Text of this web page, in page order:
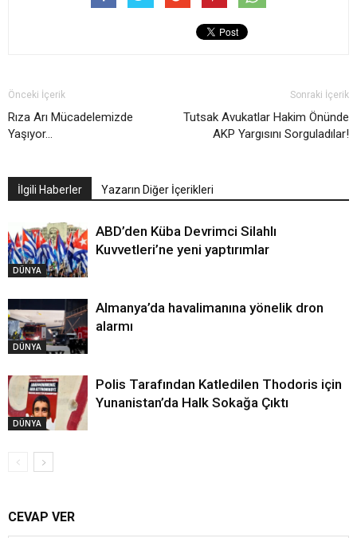
Önceki İçerik
Rıza Arı Mücadelemizde
Yaşıyor…
Sonraki İçerik
Tutsak Avukatlar Hakim Önünde
AKP Yargısını Sorguladılar!
İlgili Haberler Yazarın Diğer İçerikleri
DÜNYA
ABD’den Küba Devrimci Silahlı
Kuvvetleri’ne yeni yaptırımlar
DÜNYA
Almanya’da havalimanına yönelik dron
alarmı
DÜNYA
Polis Tarafından Katledilen Thodoris için
Yunanistan’da Halk Sokağa Çıktı
CEVAP VER